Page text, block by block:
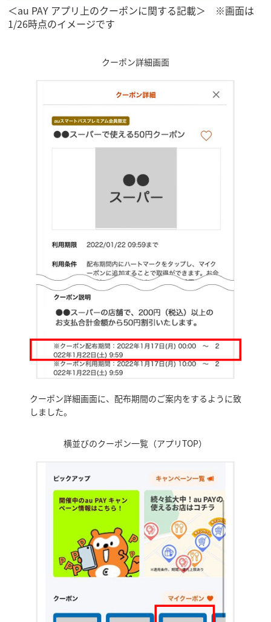
＜au PAY アプリ上のクーポンに関する記載＞ ※画面は
1/26時点のイメージです
クーポン詳細画面
クーポン詳細画面に、配布期間のご案内をするように致
しました。
横並びのクーポン一覧（アプリTOP）